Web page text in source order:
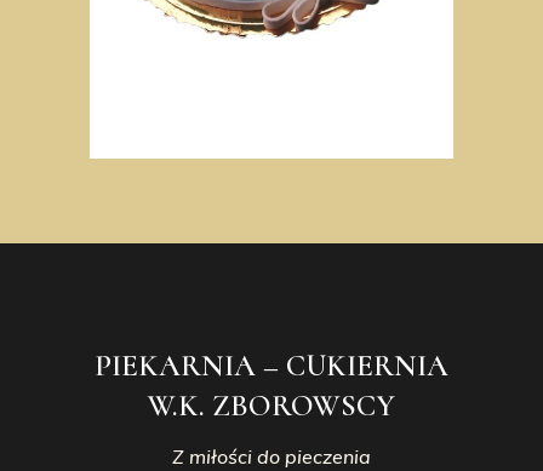
PIEKARNIA – CUKIERNIA
W.K. ZBOROWSCY
Z miłości do pieczenia